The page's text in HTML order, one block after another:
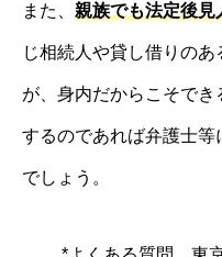
また、 親族でも法定後見
じ相続人や貸し借りの
が、身内だからこそで
するのであれば弁護士
でしょう。